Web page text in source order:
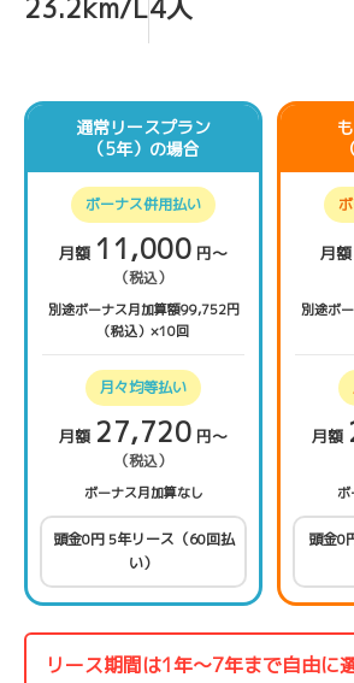
23.2km/L4人
通常リースプラン
（5年）の場合
ボーナス併用払い
月額 11,000 円〜
（税込）
別途ボーナス月加算額99,752円
（税込）×10回
月々均等払い
月額 27,720 円〜
（税込）
ボーナス月加算なし
頭金0円 5年リース（60回払
い）
月額
別途ボ
月額
頭金0
リース期間は1年〜7年まで自由に